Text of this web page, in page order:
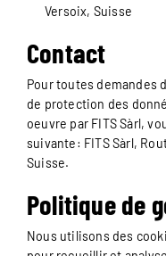
Versoix, Suisse
Contact
Pour toutes demandes
de protection des
oeuvre par FITS Sàrl,
suivante: FITS Sàrl,
Suisse.
Politique de
Nous utilisons des